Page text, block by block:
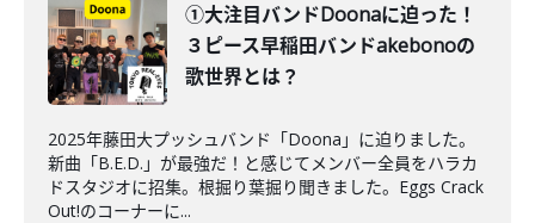
①大注目バンドDoonaに迫った！
３ピース早稲田バンドakebonoの
歌世界とは？
2025年藤田大プッシュバンド「Doona」に迫りました。
新曲「B.E.D.」が最強だ！と感じてメンバー全員をハラカ
ドスタジオに招集。根掘り葉掘り聞きました。Eggs Crack
Out!のコーナーに...